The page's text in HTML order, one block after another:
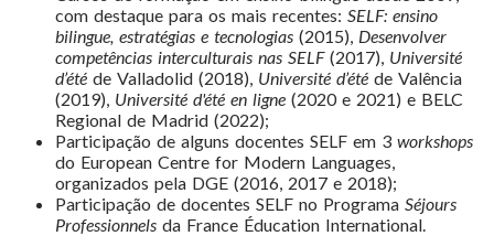
com destaque para os mais recentes: SELF: ensino
bilingue, estratégias e tecnologias (2015), Desenvolver
competências interculturais nas SELF(2017), Université
d’été de Valladolid (2018), Université d’été de Valência
(2019), Université d'été en ligne (2020 e 2021) e BELC
Regional de Madrid (2022);
Participação de alguns docentes SELF em 3 workshops
do European Centre for Modern Languages,
organizados pela DGE (2016, 2017 e 2018);
Participação de docentes SELF no Programa Séjours
Professionnels da France Éducation International.